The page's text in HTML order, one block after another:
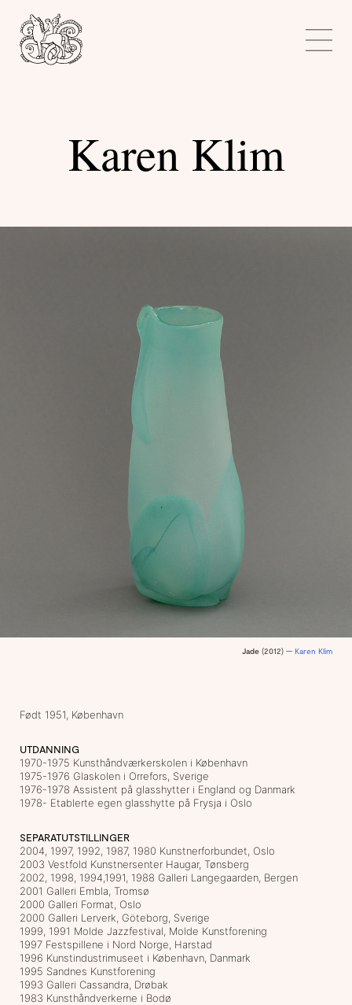
Kunstnerforbundet
Karen Klim
Jade (2012) — Karen Klim
Født 1951, København
UTDANNING
1970-1975 Kunsthåndværkerskolen i København
1975-1976 Glaskolen i Orrefors, Sverige
1976-1978 Assistent på glasshytter i England og Danmark
1978- Etablerte egen glasshytte på Frysja i Oslo
SEPARATUTSTILLINGER
2004, 1997, 1992, 1987, 1980 Kunstnerforbundet, Oslo
2003 Vestfold Kunstnersenter Haugar, Tønsberg
2002, 1998, 1994,1991, 1988 Galleri Langegaarden, Bergen
2001 Galleri Embla, Tromsø
2000 Galleri Format, Oslo
2000 Galleri Lerverk, Göteborg, Sverige
1999, 1991 Molde Jazzfestival, Molde Kunstforening
1997 Festspillene i Nord Norge, Harstad
1996 Kunstindustrimuseet i København, Danmark
1995 Sandnes Kunstforening
1993 Galleri Cassandra, Drøbak
1983 Kunsthåndverkerne i Bodø